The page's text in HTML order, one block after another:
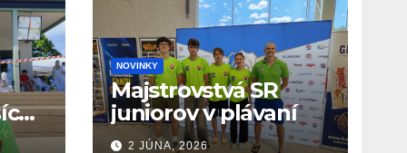
NOVINKY
Majstrovstvá SR
juniorov v plávaní
2 JÚNA, 2026